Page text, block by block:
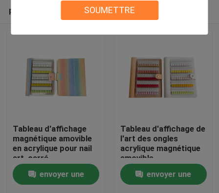
SOUMETTRE
produits recommandés
Tableau d'affichage
magnétique amovible
en acrylique pour nail
art, carré
120/180/240 couleurs
dégradées, outil en
plastique pour ongles
envoyer une
Tableau d'affichage de
l'art des ongles
acrylique magnétique
amovible
professionnel
120/180/240 couleurs
dégradées Outil en
envoyer une